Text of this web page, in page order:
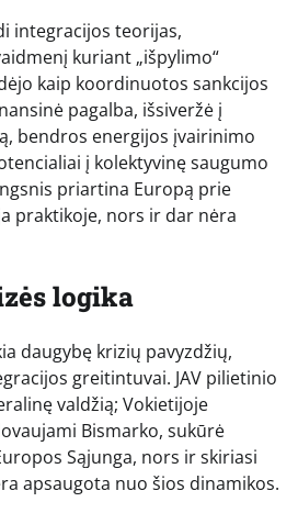
integracijos teorijas,
kuriant „išpylimo“
kaip koordinuotos sankcijos
pagalba, išsiveržė į
bendros energijos įvairinimo
į kolektyvinę saugumo
priartina Europą prie
praktikoje, nors ir dar nėra
logika
daugybę krizių pavyzdžių,
greitintuvai. JAV pilietinio
valdžią; Vokietijoje
Bismarko, sukūrė
Sąjunga, nors ir skiriasi
apsaugota nuo šios dinamikos.